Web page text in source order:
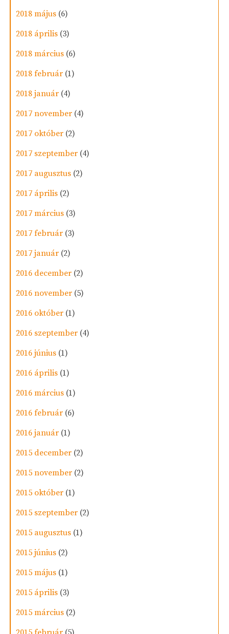
2018 május (6)
2018 április (3)
2018 március (6)
2018 február (1)
2018 január (4)
2017 november (4)
2017 október (2)
2017 szeptember (4)
2017 augusztus (2)
2017 április (2)
2017 március (3)
2017 február (3)
2017 január (2)
2016 december (2)
2016 november (5)
2016 október (1)
2016 szeptember (4)
2016 június (1)
2016 április (1)
2016 március (1)
2016 február (6)
2016 január (1)
2015 december (2)
2015 november (2)
2015 október (1)
2015 szeptember (2)
2015 augusztus (1)
2015 június (2)
2015 május (1)
2015 április (3)
2015 március (2)